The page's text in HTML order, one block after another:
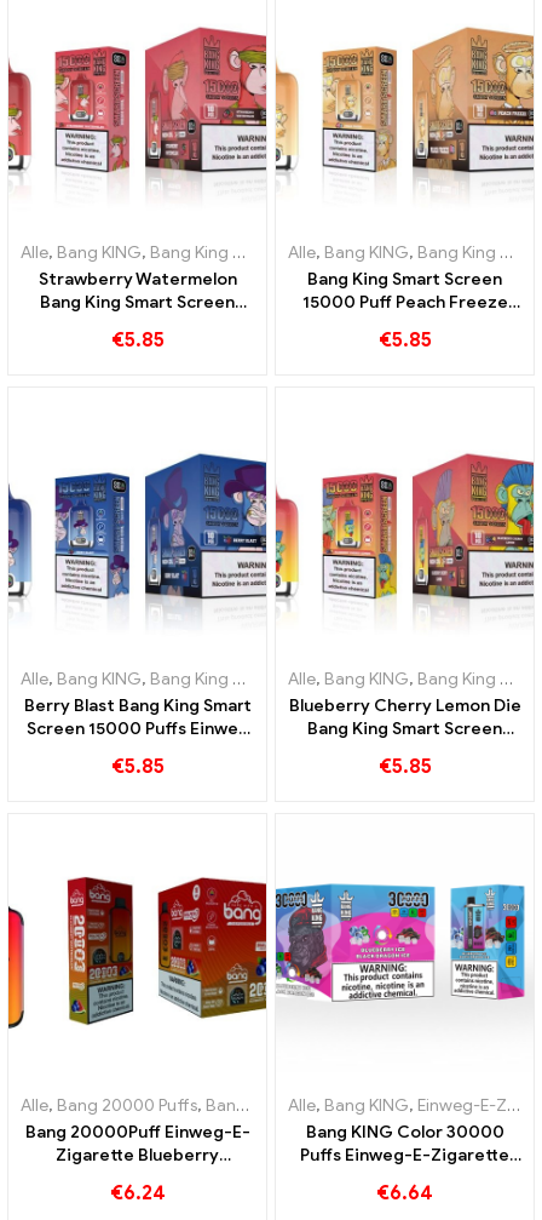
Alle, Bang KING, Bang King Smart Screen 15000 Puff ,Einweg-E-
Strawberry Watermelon
Bang King Smart Screen
den entspannenden Genuss
€5.85
Alle, Bang KING, Bang King Smart Screen 15000 Puff
Bang King Smart Screen
15000 Puff Peach Freeze
€5.85
Alle, Bang KING, Bang King Smart Screen 15000 Puff ,Einweg-E-
Berry Blast Bang King Smart
Screen 15000 Puffs Einweg
Generation
€5.85
Alle, Bang KING, Bang King Smart Screen 15000 Puff
Blueberry Cherry Lemon Die
Bang King Smart Screen
über ein innovatives Einweg
€5.85
Alle, Bang 20000 Puffs, Bang KING ,Einweg E-Zigaretten,Einweg-
Bang 20000Puff Einweg-E-
Zigarette Blueberry
und Dual Mesh
€6.24
Alle, Bang KING, Einweg-E-Zigaretten Litauen
Bang KING Color 30000
Puffs Einweg-E-Zigarette
den Geschmacksrichtungen
€6.64